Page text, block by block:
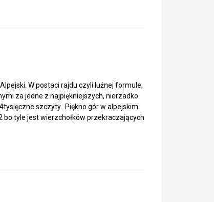
W postaci rajdu czyli luźnej formule,
za jedne z najpiękniejszych, nierzadko
szczyty. Piękno gór w alpejskim
tyle jest wierzchołków przekraczających